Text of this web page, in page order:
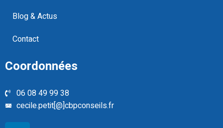
Blog & Actus
Contact
Coordonnées
06 08 49 99 38
cecile.petit[@]cbpconseils.fr